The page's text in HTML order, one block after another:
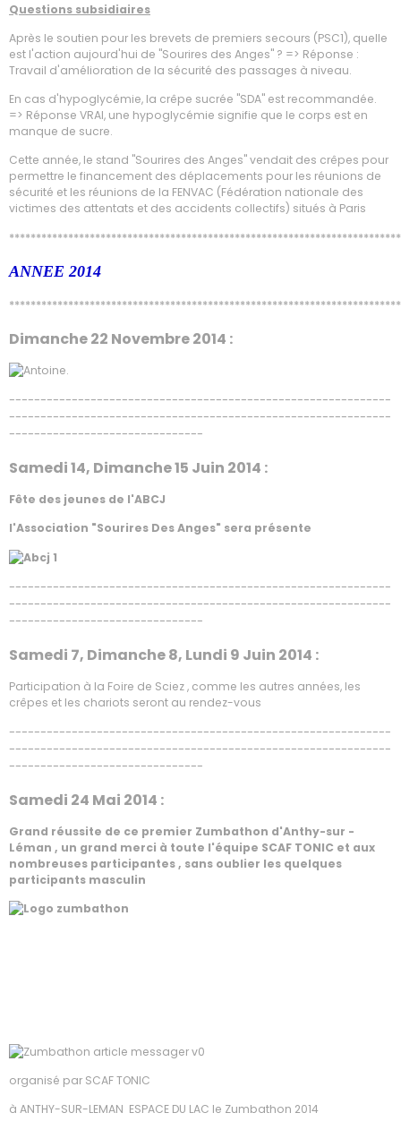
Questions subsidiaires
Après le soutien pour les brevets de premiers secours (PSC1), quelle
est l'action aujourd'hui de "Sourires des Anges" ? => Réponse :
Travail d'amélioration de la sécurité des passages à niveau.
En cas d'hypoglycémie, la crêpe sucrée "SDA" est recommandée.
=> Réponse VRAI, une hypoglycémie signifie que le corps est en
manque de sucre.
Cette année, le stand "Sourires des Anges" vendait des crêpes pour
permettre le financement des déplacements pour les réunions de
sécurité et les réunions de la FENVAC (Fédération nationale des
victimes des attentats et des accidents collectifs) situés à Paris
ANNEE 2014
Dimanche 22 Novembre 2014 :
.
-------------------------------------------------------------
-------------------------------------------------------------
-------------------------------
Samedi 14, Dimanche 15 Juin 2014 :
Fête des jeunes de l'ABCJ
l'Association "Sourires Des Anges" sera présente
-------------------------------------------------------------
-------------------------------------------------------------
-------------------------------
Samedi 7, Dimanche 8, Lundi 9 Juin 2014 :
Participation à la Foire de Sciez , comme les autres années, les
crêpes et les chariots seront au rendez-vous
-------------------------------------------------------------
-------------------------------------------------------------
-------------------------------
Samedi 24 Mai 2014 :
Grand réussite de ce premier Zumbathon d'Anthy-sur -
Léman , un grand merci à toute l'équipe SCAF TONIC et aux
nombreuses participantes , sans oublier les quelques
participants masculin
organisé par SCAF TONIC
à ANTHY-SUR-LEMAN ESPACE DU LAC le Zumbathon 2014